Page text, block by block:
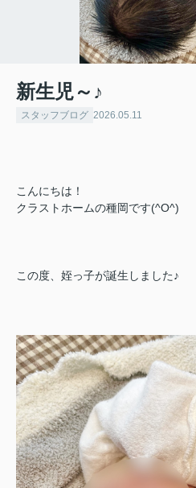
新生児～♪
スタッフブログ 2026.05.11
こんにちは！
クラストホームの種岡です(^O^)
この度、姪っ子が誕生しました♪